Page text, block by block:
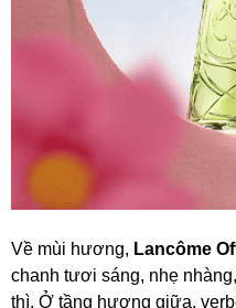
Về mùi hương, Lancôme
chanh tươi sáng, nhẹ
thì. Ở tầng hương giữa,